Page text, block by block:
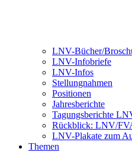
LNV-Bücher/
LNV-Infobriefe
LNV-Infos
Stellungnahmen
Positionen
Jahresberichte
Tagungsberichte
Rückblick: LNV/
LNV-Plakate zum
Themen